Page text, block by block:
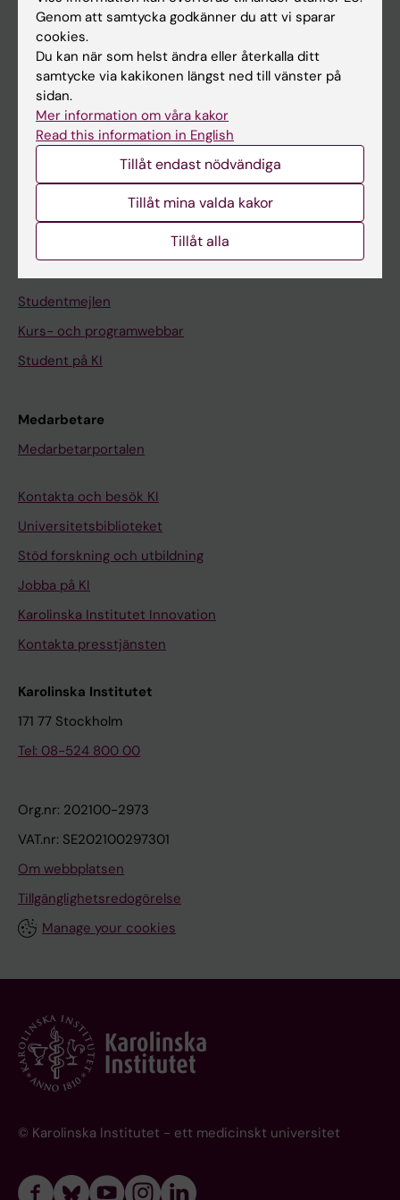
Om KI
På gång
Nyheter
Kalender
Student
Studentmejlen
Kurs- och programwebbar
Student på KI
Medarbetare
Medarbetarportalen
Kontakta och besök KI
Universitetsbiblioteket
Stöd forskning och utbildning
Jobba på KI
Karolinska Institutet Innovation
Kontakta presstjänsten
Karolinska Institutet
171 77 Stockholm
Tel: 08-524 800 00
Org.nr: 202100-2973
VAT.nr: SE202100297301
Om webbplatsen
Tillgänglighetsredogörelse
Manage your cookies
© Karolinska Institutet - ett medicinskt universitet
Genom att samtycka godkänner du att vi sparar
cookies.
Du kan när som helst ändra eller återkalla ditt
samtycke via kakikonen längst ned till vänster på
sidan.
Mer information om våra kakor
Read this information in English
Tillåt endast nödvändiga
Tillåt mina valda kakor
Tillåt alla